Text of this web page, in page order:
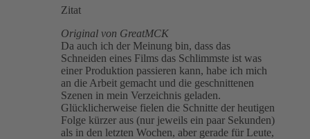
Zitat
Original von GreatMCK
Da auch ich der Meinung bin, dass das
Schneiden eines Films das Schlimmste ist was
einer Produktion passieren kann, habe ich mich
an die Arbeit gemacht und die geschnittenen
Szenen in mein Verzeichnis geladen.
Glücklicherweise fielen die Schnitte der heutigen
Folge kürzer aus (nur jeweils ein paar Sekunden)
als in den letzten Wochen, aber gerade für Leute,